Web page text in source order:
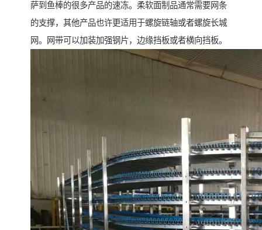
萨到鱼棒的很多产品的速冻。柔软面制品通常需要网条
的支撑，其他产品也许更适用于螺旋链轴或者螺旋长城
网。网带可以加装加强钢片，边缘挡板或者横向挡板。